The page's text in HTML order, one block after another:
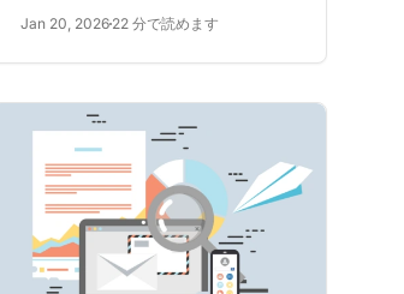
ら、プライバシーと信頼を強化する
Jan 20, 2026 22 分で読めます